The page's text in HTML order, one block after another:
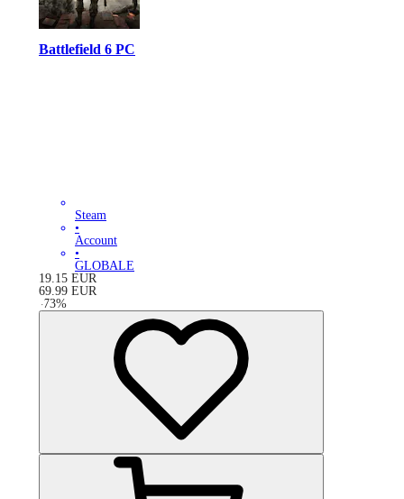
Battlefield 6 PC
Steam
•
Account
•
GLOBALE
19.15 EUR
69.99 EUR
-73%